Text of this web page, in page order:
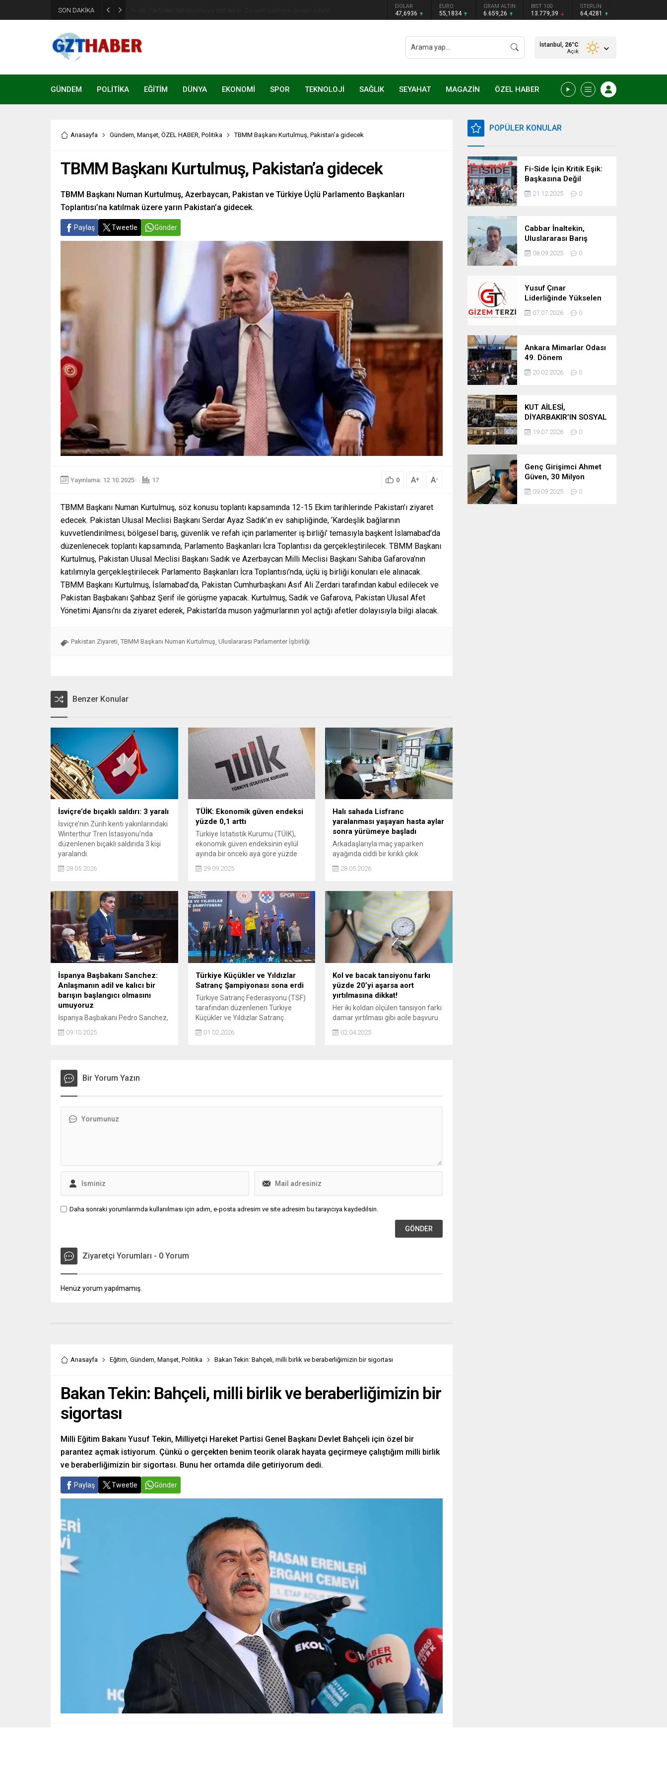
SON DAKİKA DOLAR
47,6936
EURO
55,1834
GRAM ALTIN
6.659,26
BIST 100
13.779,39
STERLİN
64,4281
İstanbul, 26°C
Açık
GÜNDEM POLİTİKA EĞİTİM DÜNYA EKONOMİ SPOR TEKNOLOJİ SAĞLIK SEYAHAT MAGAZİN ÖZEL HABER
Anasayfa Gündem, Manşet, ÖZEL HABER, Politika TBMM Başkanı Kurtulmuş, Pakistan’a gidecek
TBMM Başkanı Kurtulmuş, Pakistan’a gidecek
TBMM Başkanı Numan Kurtulmuş, Azerbaycan, Pakistan ve Türkiye Üçlü Parlamento Başkanları
Toplantısı’na katılmak üzere yarın Pakistan’a gidecek.
Paylaş Tweetle Gönder
Yayınlama: 12.10.2025 17 0 A+ A-
TBMM Başkanı Numan Kurtulmuş, söz konusu toplantı kapsamında 12-15 Ekim tarihlerinde Pakistan’ı ziyaret
edecek. Pakistan Ulusal Meclisi Başkanı Serdar Ayaz Sadık’ın ev sahipliğinde, ‘Kardeşlik bağlarının
kuvvetlendirilmesi; bölgesel barış, güvenlik ve refah için parlamenter iş birliği’ temasıyla başkent İslamabad’da
düzenlenecek toplantı kapsamında, Parlamento Başkanları İcra Toplantısı da gerçekleştirilecek. TBMM Başkanı
Kurtulmuş, Pakistan Ulusal Meclisi Başkanı Sadık ve Azerbaycan Milli Meclisi Başkanı Sahiba Gafarova’nın
katılımıyla gerçekleştirilecek Parlamento Başkanları İcra Toplantısı’nda, üçlü iş birliği konuları ele alınacak.
TBMM Başkanı Kurtulmuş, İslamabad’da, Pakistan Cumhurbaşkanı Asıf Ali Zerdari tarafından kabul edilecek ve
Pakistan Başbakanı Şahbaz Şerif ile görüşme yapacak. Kurtulmuş, Sadık ve Gafarova, Pakistan Ulusal Afet
Yönetimi Ajansı’nı da ziyaret ederek, Pakistan’da muson yağmurlarının yol açtığı afetler dolayısıyla bilgi alacak.
Pakistan Ziyareti, TBMM Başkanı Numan Kurtulmuş, Uluslararası Parlamenter İşbirliği
Benzer Konular
İsviçre’de bıçaklı saldırı: 3 yaralı
İsviçre’nin Zürih kenti yakınlarındaki
Winterthur Tren İstasyonu’nda
düzenlenen bıçaklı saldırıda 3 kişi
yaralandı.
28.05.2026
TÜİK: Ekonomik güven endeksi
yüzde 0,1 arttı
Türkiye İstatistik Kurumu (TÜİK),
ekonomik güven endeksinin eylül
ayında bir önceki aya göre yüzde
0,1 oranında artarak 98 değerini
aldığını açıkladı.
29.09.2025
Halı sahada Lisfranc
yaralanması yaşayan hasta aylar
sonra yürümeye başladı
Arkadaşlarıyla maç yaparken
ayağında ciddi bir kırıklı çıkık
meydana gelen 21 yaşındaki Efe
Kalkan, aylar süren zorlu bir tedavi
yürümeye başladı. Halı sahada
yaralanan Kalkan’ın süreci hakkında
da bilgi veren Ortopedi ve
Travmatoloji Uzmanı Dr. Öğr. Üyesi
Okan Tezgel, “Hastamızda halı
sahalarda çokta sık görmediğimiz
Lisfranc yaralanması...
28.05.2026
İspanya Başbakanı Sanchez:
Anlaşmanın adil ve kalıcı bir
barışın başlangıcı olmasını
umuyoruz
İspanya Başbakanı Pedro Sanchez,
Gazze'deki ateşkes anlaşmasının
09.10.2025
Türkiye Küçükler ve Yıldızlar
Satranç Şampiyonası sona erdi
Türkiye Satranç Federasyonu (TSF)
tarafından düzenlenen Türkiye
Küçükler ve Yıldızlar Satranç
arasında Antalya Belek'te bulunan 5
01.02.2026
Kol ve bacak tansiyonu farkı
yüzde 20’yi aşarsa aort
yırtılmasına dikkat!
Her iki koldan ölçülen tansiyon farkı
damar yırtılması gibi acile başvuru
olabileceği gibi kol ve bacak
bir kez bacak tansiyonunun da...
02.04.2025
Bir Yorum Yazın
Daha sonraki yorumlarımda kullanılması için adım, e-posta adresim ve site adresim bu tarayıcıya kaydedilsin.
Ziyaretçi Yorumları - 0 Yorum
Henüz yorum yapılmamış.
Anasayfa Eğitim Gündem Manşet Politika Bakan Tekin: Bahçeli, milli birlik ve beraberliğimizin bir sigortası
Bakan Tekin: Bahçeli, milli birlik ve beraberliğimizin bir
sigortası
Milli Eğitim Bakanı Yusuf Tekin, Milliyetçi Hareket Partisi Genel Başkanı Devlet Bahçeli için özel bir
parantez açmak istiyorum. Çünkü o gerçekten benim teorik olarak hayata geçirmeye çalıştığım milli birlik
ve beraberliğimizin bir sigortası. Bunu her ortamda dile getiriyorum dedi.
Paylaş Tweetle Gönder
POPÜLER KONULAR
Fi-Side İçin Kritik Eşik:
Başkasına Değil
Kendimize Güvenme
Zamanı
21.12.2025 0
Cabbar İnaltekin,
Uluslararası Barış
Hareketi Silifke İlçe
Başkanlığı’na Atandı
08.09.2025 0
Yusuf Çınar
Liderliğinde Yükselen
Marka: Gizem Terzi’de
Kalite Standartları
07.07.2026 0
Ankara Mimarlar Odası
49. Dönem
Seçimlerinde Turuncu
Liste Güven Tazeledi
20.02.2026 0
KUT AİLESİ,
DİYARBAKIR’IN SOSYAL
YAPISINDA GÜÇLÜ
YERİNİ KORUYOR
19.07.2026 0
Genç Girişimci Ahmet
Güven, 30 Milyon
Etkileşimin Ardındaki
İsim!
09.09.2025 0